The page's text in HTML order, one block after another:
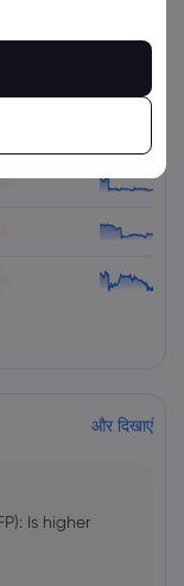
(%) परिवर्तित करें
और दिखाएं
Is higher